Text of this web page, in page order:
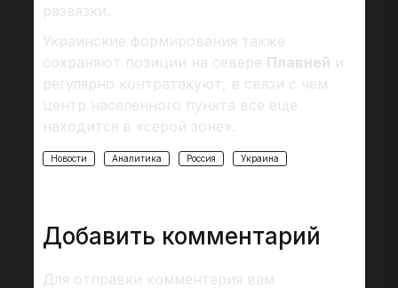
развязки.
Украинские формирования также
сохраняют позиции на севере Плавней и
регулярно контратакуют, в связи с чем
центр населенного пункта все еще
находится в «серой зоне».
Новости Аналитика Россия Украина
Добавить комментарий
Для отправки комментария вам